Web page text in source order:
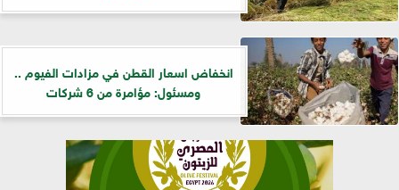
انخفاض اسعار القطن في مزادات الفيوم ..
ومسئول: مؤامرة من 6 شركات